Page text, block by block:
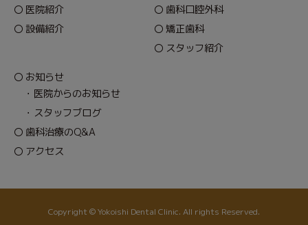
医院紹介
設備紹介
歯科口腔外科
矯正歯科
スタッフ紹介
お知らせ
医院からのお知らせ
スタッフブログ
歯科治療のQ&A
アクセス
Copyright © Yokoishi Dental Clinic. All rights Reserved.